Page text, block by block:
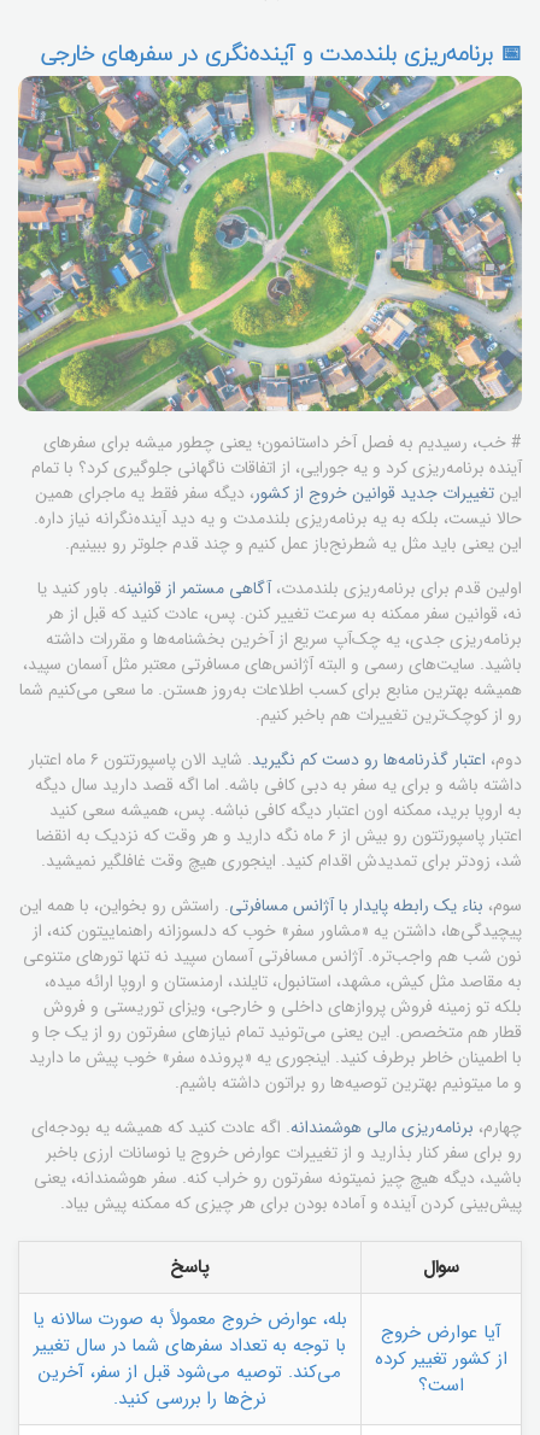
📅 برنامه‌ریزی بلندمدت و آینده‌نگری در سفرهای خارجی
# خب، رسیدیم به فصل آخر داستانمون؛ یعنی چطور میشه برای سفرهای
آینده برنامه‌ریزی کرد و یه جورایی، از اتفاقات ناگهانی جلوگیری کرد؟ با تمام
این تغییرات جدید قوانین خروج از کشور، دیگه سفر فقط یه ماجرای همین
حالا نیست، بلکه به یه برنامه‌ریزی بلندمدت و یه دید آینده‌نگرانه نیاز داره.
این یعنی باید مثل یه شطرنج‌باز عمل کنیم و چند قدم جلوتر رو ببینیم.
اولین قدم برای برنامه‌ریزی بلندمدت،آگاهی مستمر از قوانینه. باور کنید یا
نه، قوانین سفر ممکنه به سرعت تغییر کنن. پس، عادت کنید که قبل از هر
برنامه‌ریزی جدی، یه چک‌آپ سریع از آخرین بخشنامه‌ها و مقررات داشته
باشید. سایت‌های رسمی و البته آژانس‌های مسافرتی معتبر مثل آسمان سپید،
همیشه بهترین منابع برای کسب اطلاعات به‌روز هستن. ما سعی می‌کنیم شما
رو از کوچک‌ترین تغییرات هم باخبر کنیم.
دوم، اعتبار گذرنامه‌ها رو دست کم نگیرید
. شاید الان پاسپورتتون ۶ ماه اعتبار
داشته باشه و برای یه سفر به دبی کافی باشه. اما اگه قصد دارید سال دیگه
به اروپا برید، ممکنه اون اعتبار دیگه کافی نباشه. پس، همیشه سعی کنید
اعتبار پاسپورتتون رو بیش از ۶ ماه نگه دارید و هر وقت که نزدیک به انقضا
شد، زودتر برای تمدیدش اقدام کنید. اینجوری هیچ وقت غافلگیر نمیشید.
سوم، بناء یک رابطه پایدار با آژانس مسافرتی. راستش رو بخواین، با همه این
پیچیدگی‌ها، داشتن یه «مشاور سفر» خوب که دلسوزانه راهنماییتون کنه، از
نون شب هم واجب‌تره. آژانس مسافرتی آسمان سپید نه تنها تورهای متنوعی
به مقاصد مثل کیش، مشهد، استانبول، تایلند، ارمنستان و اروپا ارائه میده،
بلکه تو زمینه فروش پروازهای داخلی و خارجی، ویزای توریستی و فروش
قطار هم متخصص. این یعنی می‌تونید تمام نیازهای سفرتون رو از یک جا و
با اطمینان خاطر برطرف کنید. اینجوری یه «پرونده سفر» خوب پیش ما دارید
و ما میتونیم بهترین توصیه‌ها رو براتون داشته باشیم.
چهارم، برنامه‌ریزی مالی هوشمندانه. اگه عادت کنید که همیشه یه بودجه‌ای
رو برای سفر کنار بذارید و از تغییرات عوارض خروج یا نوسانات ارزی باخبر
باشید، دیگه هیچ چیز نمیتونه سفرتون رو خراب کنه. سفر هوشمندانه، یعنی
پیش‌بینی کردن آینده و آماده بودن برای هر چیزی که ممکنه پیش بیاد.
سوال پاسخ
آیا عوارض خروج
از کشور تغییر کرده
است؟
بله، عوارض خروج معمولاً به صورت سالانه یا
با توجه به تعداد سفرهای شما در سال تغییر
می‌کند. توصیه می‌شود قبل از سفر، آخرین
نرخ‌ها را بررسی کنید.